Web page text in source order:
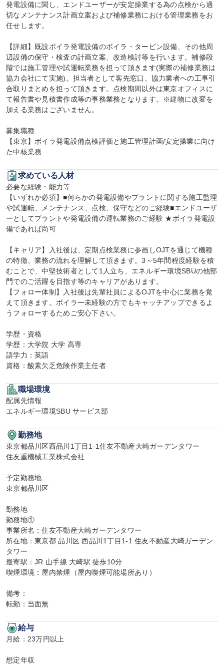
発電設備に関し、エンドユーザーが安定操業する為の点検から適
切なメンテナンス計画立案および補修業務における管理業務をお
任せします。
【詳細】既設ボイラ発電設備のボイラ・タービン設備、その他周
辺設備の保守・検査の計画立案、改造検討等を行います。補修段
階では施工管理や試運転業務を担って頂きます(実際の補修業務は
協力会社にて実施)。担当者として客先窓口、協力業者への工事引
合取りまとめを担って頂きます。点検期間以外は東京オフィスに
て報告書や見積書作成等の事務業務となります。※建物に改変を
加える業務はございません。
募集職種
【東京】ボイラ発電設備点検評価と施工管理計画/安定操業に向け
た中核業務
求めている人材
必要な経験・能力等
【いずれか必須】■何らかの発電設備やプラントに関する施工監理
や試運転、メンテナンス、点検、保守などのご経験■エンドユーザ
ーとしてプラントや発電設備の運転業務のご経験 ★ボイラ発電設
備であれば尚可
【キャリア】入社後は、定期点検業務に参画しOJTを通じて機種
の特徴、業務の流れを理解して頂きます。3～5年間程度経験を積
むことで、中堅技術者として1人立ち、エネルギー環境SBUの他部
門でのご活躍を目指す等のキャリアがあります。
【フォロー体制】入社後は先輩社員によるOJTを中心に業務を覚
えて頂きます。ボイラー未経験の方でもキャッチアップできるよ
うフォローするためご安心下さい。
学歴・資格
学歴：大学院 大学 高専
語学力：英語
資格：酸素欠乏危険作業主任者
職場環境
配属先情報
エネルギー環境SBU サービス部
勤務地
東京都品川区西品川1丁目1-1住友不動産大崎ガーデンタワー
住友重機械工業株式会社
予定勤務地
東京都品川区
勤務地
勤務地①
事業所名：住友不動産大崎ガーデンタワー
所在地：東京都 品川区 西品川1丁目1-1 住友不動産大崎ガーデン
タワー
最寄駅：JR 山手線 大崎駅 徒歩10分
喫煙環境：屋内禁煙（屋内喫煙可能場所あり）
備考：
転勤：当面無
給与
月給：23万円以上
想定年収